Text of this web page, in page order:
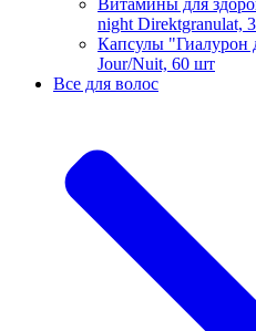
night Direktgranulat,
Капсулы "Гиалурон
Jour/Nuit, 60 шт
Все для волос